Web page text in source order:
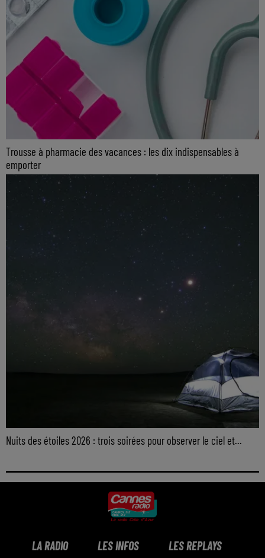
Trousse à pharmacie des vacances : les dix indispensables à
emporter
Nuits des étoiles 2026 : trois soirées pour observer le ciel et...
LA RADIO LES INFOS LES REPLAYS